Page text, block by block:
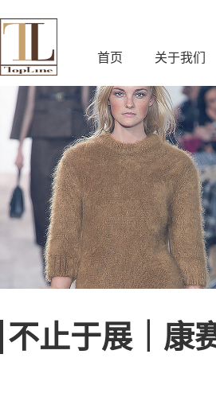
首页 关于我们
不止于展｜康